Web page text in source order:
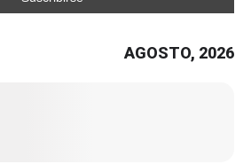
AGOSTO, 2026